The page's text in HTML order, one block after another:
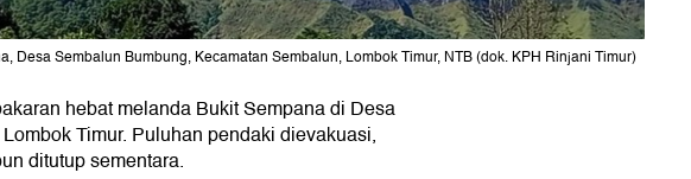
Desa Sembalun Bumbung, Kecamatan Sembalun, Lombok Timur, NTB (dok. KPH Rinjani Timur)
hebat melanda Bukit Sempana di Desa
Timur. Puluhan pendaki dievakuasi,
ditutup sementara.